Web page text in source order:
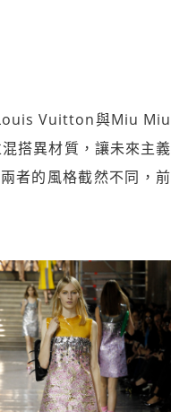
Vuitton與Miu Miu
搭異材質，讓未來主義
者的風格截然不同，前